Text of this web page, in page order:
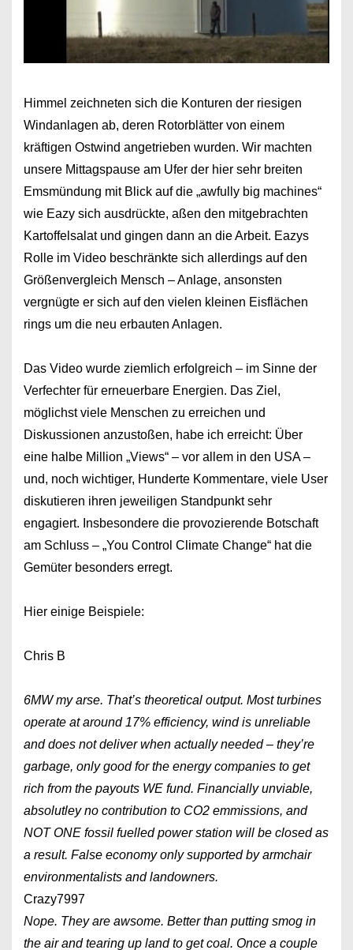
Himmel zeichneten sich die Konturen der riesigen
Windanlagen ab, deren Rotorblätter von einem
kräftigen Ostwind angetrieben wurden. Wir machten
unsere Mittagspause am Ufer der hier sehr breiten
Emsmündung mit Blick auf die „awfully big machines“
wie Eazy sich ausdrückte, aßen den mitgebrachten
Kartoffelsalat und gingen dann an die Arbeit. Eazys
Rolle im Video beschränkte sich allerdings auf den
Größenvergleich Mensch – Anlage, ansonsten
vergnügte er sich auf den vielen kleinen Eisflächen
rings um die neu erbauten Anlagen.
Das Video wurde ziemlich erfolgreich – im Sinne der
Verfechter für erneuerbare Energien. Das Ziel,
möglichst viele Menschen zu erreichen und
Diskussionen anzustoßen, habe ich erreicht: Über
eine halbe Million „Views“ – vor allem in den USA –
und, noch wichtiger, Hunderte Kommentare, viele User
diskutieren ihren jeweiligen Standpunkt sehr
engagiert. Insbesondere die provozierende Botschaft
am Schluss – „You Control Climate Change“ hat die
Gemüter besonders erregt.
Hier einige Beispiele:
Chris B
6MW my arse. That’s theoretical output. Most turbines
operate at around 17% efficiency, wind is unreliable
and does not deliver when actually needed – they’re
garbage, only good for the energy companies to get
rich from the payouts WE fund. Financially unviable,
absolutley no contribution to CO2 emmissions, and
NOT ONE fossil fuelled power station will be closed as
a result. False economy only supported by armchair
environmentalists and landowners.
Crazy7997
Nope. They are awsome. Better than putting smog in
the air and tearing up land to get coal. Once a couple